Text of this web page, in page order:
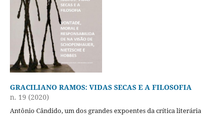
GRACILIANO RAMOS: VIDAS SECAS E A FILOSOFIA
n. 19 (2020)
Antônio Cândido, um dos grandes expoentes da crítica literária